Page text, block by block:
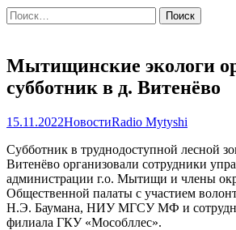
Найти:
Мытищинские экологи
субботник в д. Витенёво
15.11.2022НовостиRadio Mytyshi
Субботник в труднодоступной лесной
Витенёво организовали сотрудники
администрации г.о. Мытищи и члены
Общественной палаты с участием
Н.Э. Баумана, НИУ МГСУ МФ и
филиала ГКУ «Мособллес».